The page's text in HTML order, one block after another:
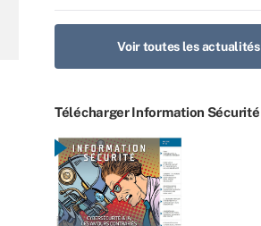
Voir toutes les actualités
Télécharger Information Sécurité